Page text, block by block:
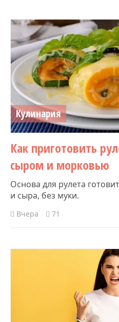
Кулинария
Как приготовить
сыром и морковью
Основа для рулета
и сыра, без муки.
Вчера 71